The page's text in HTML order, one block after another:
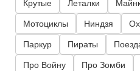
Крутые Леталки
Мотоциклы Ниндзя
Паркур Пираты
Про Войну Про Зомби